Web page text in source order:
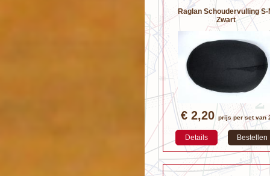
Raglan Schoudervulling S-
Zwart
€ 2,20prijs per set van
Details Bestellen